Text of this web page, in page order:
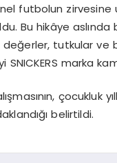
futbolun
Bu hikâye aslında
değerler, tutkular ve
marka
belirtildi.